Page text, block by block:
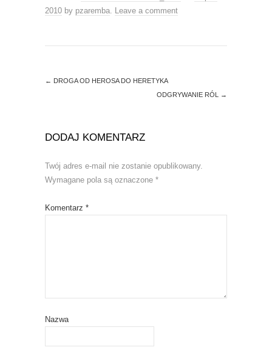
w
w
w
w
o
2010 by pzaremba. Leave a comment
← DROGA OD HEROSA DO HERETYKA
ODGRYWANIE RÓL
→
DODAJ KOMENTARZ
Twój adres e-mail nie zostanie opublikowany.
Wymagane pola są oznaczone *
Komentarz *
Nazwa